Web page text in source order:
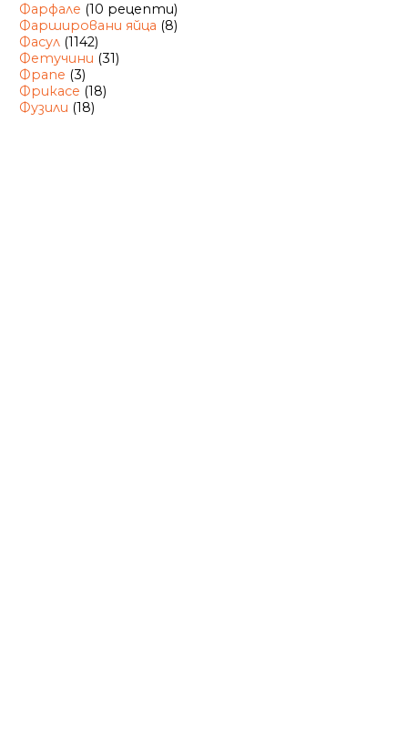
Фарфале (10 рецепти)
Фаршировани яйца (8)
Фасул (1142)
Фетучини (31)
Фрапе (3)
Фрикасе (18)
Фузили (18)